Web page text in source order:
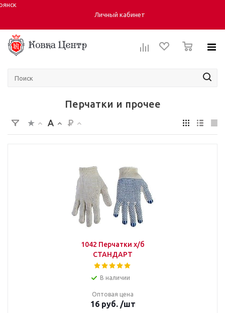
Личный кабинет
Перчатки и прочее
1042 Перчатки х/б
СТАНДАРТ
В наличии
Оптовая цена
16руб. /шт